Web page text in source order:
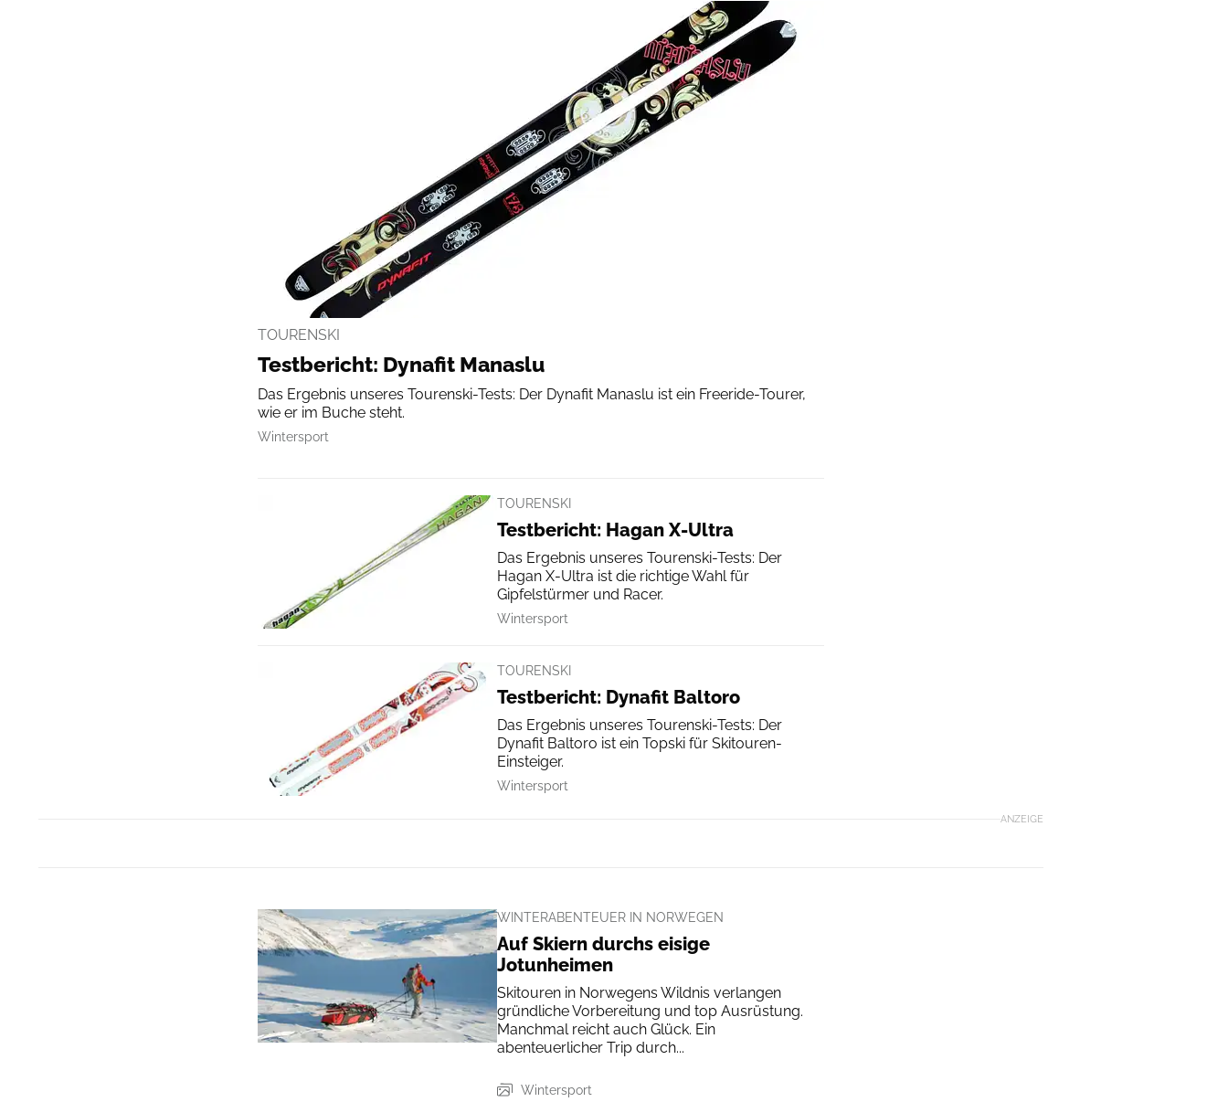
TOURENSKI
Testbericht: Dynafit Manaslu
Das Ergebnis unseres Tourenski-Tests: Der Dynafit Manaslu ist ein Freeride-Tourer,
wie er im Buche steht.
Wintersport
TOURENSKI
Testbericht: Hagan X-Ultra
Das Ergebnis unseres Tourenski-Tests: Der
Hagan X-Ultra ist die richtige Wahl für
Gipfelstürmer und Racer.
Wintersport
TOURENSKI
Testbericht: Dynafit Baltoro
Das Ergebnis unseres Tourenski-Tests: Der
Dynafit Baltoro ist ein Topski für Skitouren-
Einsteiger.
Wintersport
ANZEIGE
WINTERABENTEUER IN NORWEGEN
Auf Skiern durchs eisige
Jotunheimen
Skitouren in Norwegens Wildnis verlangen
gründliche Vor­bereitung und top Ausrüstung.
Manchmal reicht auch Glück. Ein
abenteuerlicher Trip durch...
Wintersport